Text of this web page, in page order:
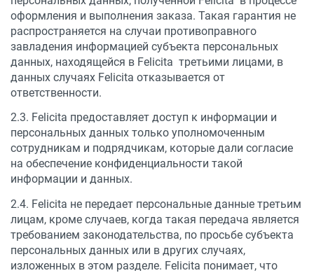
оформления и выполнения заказа. Такая гарантия не
распространяется на случаи противоправного
завладения информацией субъекта персональных
данных, находящейся в Felicita третьими лицами, в
данных случаях Felicita отказывается от
ответственности.
2.3. Felicita предоставляет доступ к информации и
персональных данных только уполномоченным
сотрудникам и подрядчикам, которые дали согласие
на обеспечение конфиденциальности такой
информации и данных.
2.4. Felicita не передает персональные данные третьим
лицам, кроме случаев, когда такая передача является
требованием законодательства, по просьбе субъекта
персональных данных или в других случаях,
изложенных в этом разделе. Felicita понимает, что